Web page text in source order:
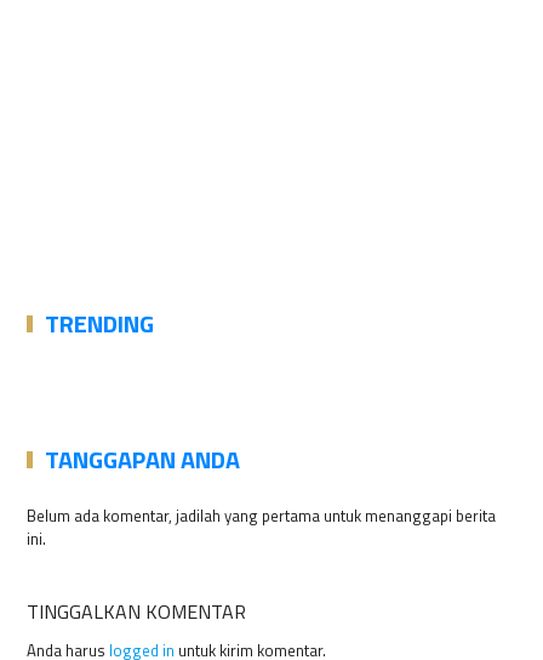
TRENDING
TANGGAPAN ANDA
Belum ada komentar, jadilah yang pertama untuk menanggapi berita
ini.
TINGGALKAN KOMENTAR
Anda harus logged in untuk kirim komentar.